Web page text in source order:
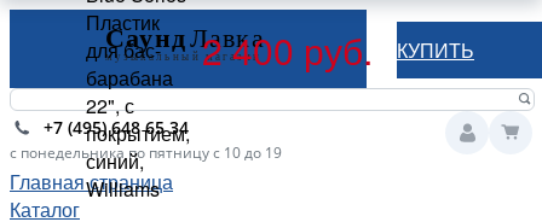
+7 (495) 648 65 34
с понедельника по пятницу с 10 до 19
Главная страница
Каталог
Пластик
для бас-
барабана
22", с
покрытием,
синий,
Williams
2 400 руб. КУПИТЬ